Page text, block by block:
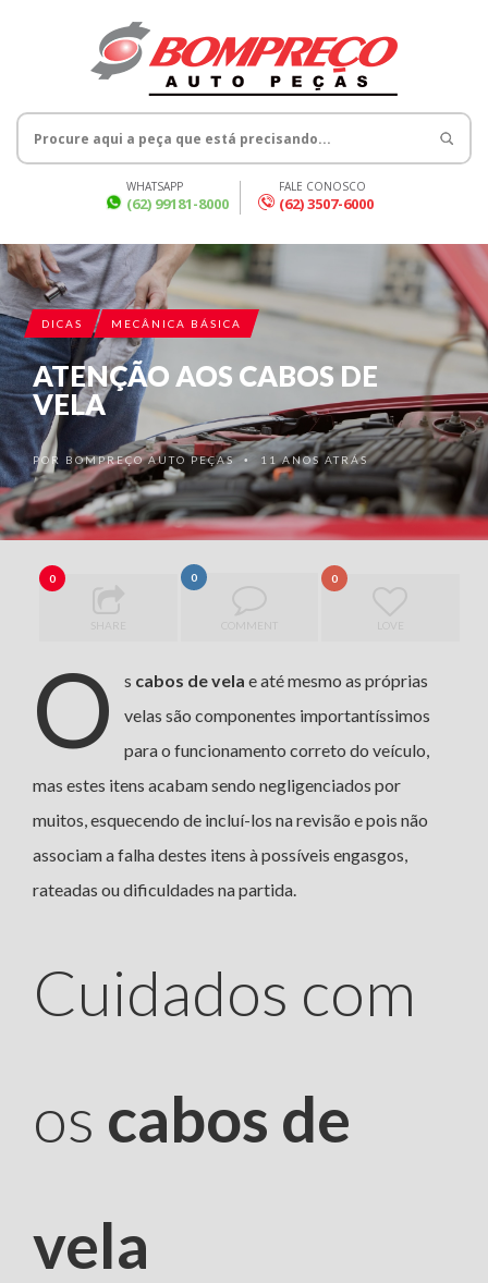
WHATSAPP
(62) 99181-8000
FALE CONOSCO
(62) 3507-6000
DICAS MECÂNICA BÁSICA
ATENÇÃO AOS CABOS DE
VELA
POR BOMPREÇO AUTO PEÇAS • 11 ANOS ATRÁS
0
SHARE
0
COMMENT
0
O s cabos de vela e até mesmo as próprias
velas são componentes importantíssimos
para o funcionamento correto do veículo,
mas estes itens acabam sendo negligenciados por
muitos, esquecendo de incluí-los na revisão e pois não
associam a falha destes itens à possíveis engasgos,
rateadas ou dificuldades na partida.
Cuidados com
os cabos de
vela